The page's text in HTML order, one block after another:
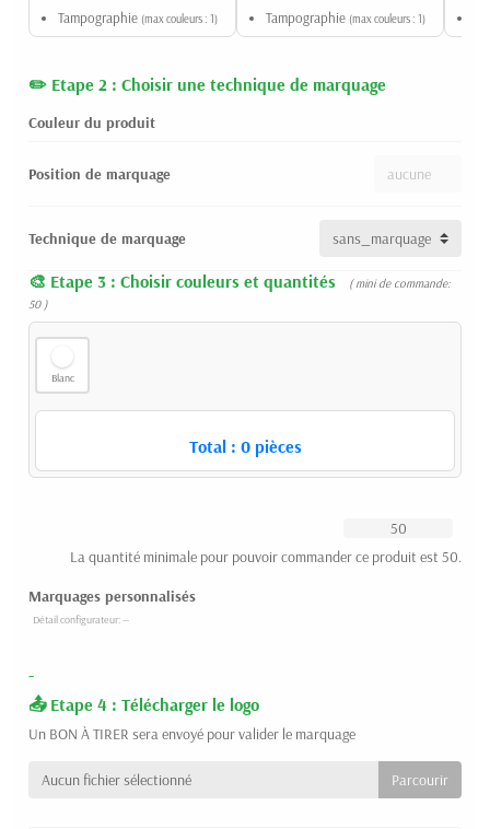
Tampographie (max couleurs : 1) Tampographie (max couleurs : 1)
Etape 2 : Choisir une technique de marquage
Couleur du produit
Position de marquage
Technique de marquage
Etape 3 : Choisir couleurs et quantités
( mini de commande:
50 )
Blanc
Total : 0pièces
La quantité minimale pour pouvoir commander ce produit est 50.
Marquages personnalisés
-
Etape 4 : Télécharger le logo
Un BON À TIRER sera envoyé pour valider le marquage
Aucun fichier sélectionné